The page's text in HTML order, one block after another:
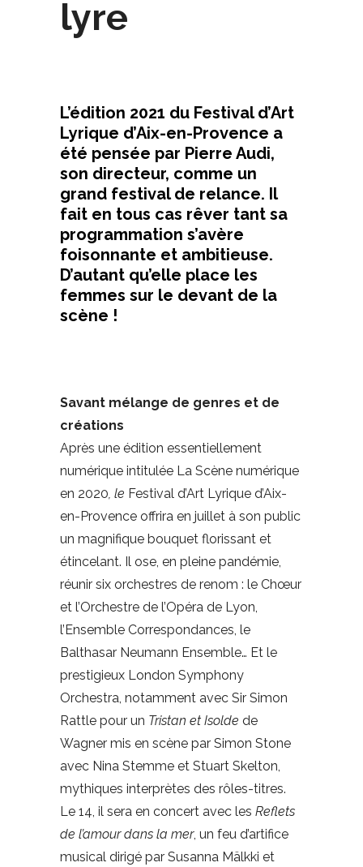
lyre
L’édition 2021 du Festival d’Art
Lyrique d’Aix-en-Provence a
été pensée par Pierre Audi,
son directeur, comme un
grand festival de relance. Il
fait en tous cas rêver tant sa
programmation s’avère
foisonnante et ambitieuse.
D’autant qu’elle place les
femmes sur le devant de la
scène !
Savant mélange de genres et de
créations
Après une édition essentiellement
numérique intitulée La Scène numérique
en 2020, le Festival d’Art Lyrique d’Aix-
en-Provence offrira en juillet à son public
un magnifique bouquet florissant et
étincelant. Il ose, en pleine pandémie,
réunir six orchestres de renom : le Chœur
et l’Orchestre de l’Opéra de Lyon,
l’Ensemble Correspondances, le
Balthasar Neumann Ensemble… Et le
prestigieux London Symphony
Orchestra, notamment avec Sir Simon
Rattle pour un Tristan et Isolde de
Wagner mis en scène par Simon Stone
avec Nina Stemme et Stuart Skelton,
mythiques interprètes des rôles-titres.
Le 14, il sera en concert avec les Reflets
de l’amour dans la mer, un feu d’artifice
musical dirigé par Susanna Mälkki et